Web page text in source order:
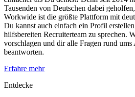
Tausenden von Deutschen dabei
Workwide ist die größte Plattform mit
Du kannst auch einfach ein Profil
hilfsbereiten Recruiterteam zu sprechen.
vorschlagen und dir alle Fragen rund
beantworten.
Erfahre mehr
Entdecke